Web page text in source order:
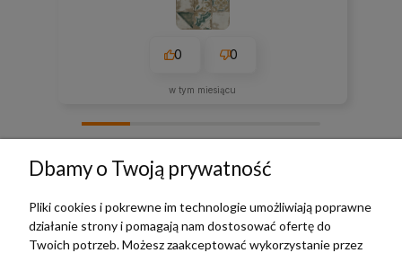
0 0
w tym miesiącu
TERRADECO
Dbamy o Twoją prywatność
Pliki cookies i pokrewne im technologie umożliwiają poprawne
działanie strony i pomagają nam dostosować ofertę do
Twoich potrzeb. Możesz zaakceptować wykorzystanie przez